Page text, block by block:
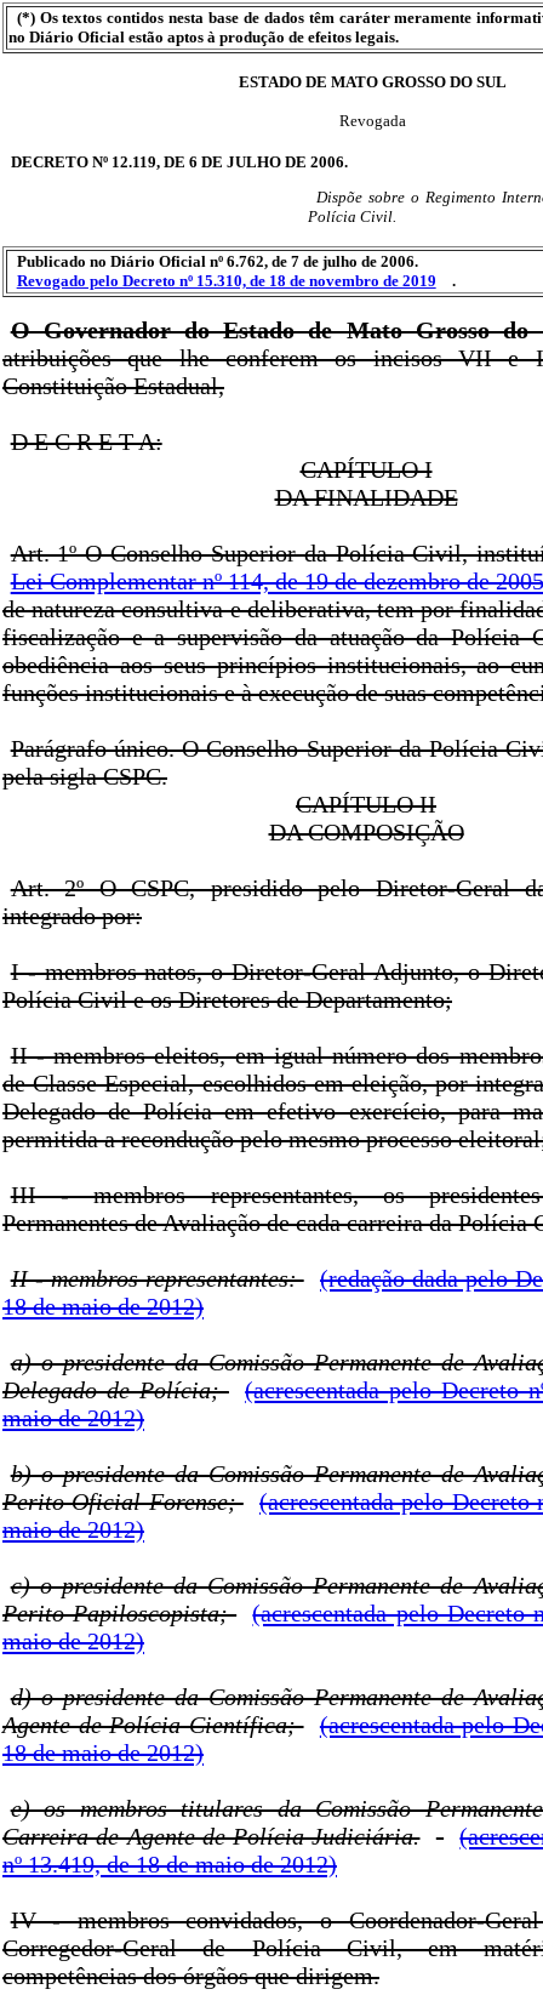
(*) Os textos contidos nesta base de dados têm caráter meramente
no Diário Oficial estão aptos à produção de efeitos legais.
ESTADO DE MATO GROSSO DO SUL
Revogada
DECRETO Nº 12.119, DE 6 DE JULHO DE 2006.
Dispõe sobre o Regimento
Polícia Civil.
Publicado no Diário Oficial nº 6.762, de 7 de julho de 2006.
Revogado pelo Decreto nº 15.310, de 18 de novembro de 2019
.
O Governador do Estado de Mato Grosso do
atribuições que lhe conferem os incisos VII
Constituição Estadual,
D E C R E T A:
CAPÍTULO I
DA FINALIDADE
Art. 1º O Conselho Superior da Polícia Civil,
Lei Complementar nº 114, de 19 de dezembro de 2005
de natureza consultiva e deliberativa, tem por
fiscalização e a supervisão da atuação da Polícia
obediência aos seus princípios institucionais, ao
funções institucionais e à execução de suas
Parágrafo único. O Conselho Superior da Polícia
pela sigla CSPC.
CAPÍTULO II
DA COMPOSIÇÃO
Art. 2º O CSPC, presidido pelo Diretor-Geral
integrado por:
I - membros natos, o Diretor-Geral Adjunto, o
Polícia Civil e os Diretores de Departamento;
II - membros eleitos, em igual número dos
de Classe Especial, escolhidos em eleição, por
Delegado de Polícia em efetivo exercício, para
permitida a recondução pelo mesmo processo
III - membros representantes, os
Permanentes de Avaliação de cada carreira da Polícia
II - membros representantes:
(redação dada pelo
18 de maio de 2012)
a) o presidente da Comissão Permanente de
Delegado de Polícia;
(acrescentada pelo Decreto
maio de 2012)
b) o presidente da Comissão Permanente de
Perito Oficial Forense;
(acrescentada pelo Decreto
maio de 2012)
c) o presidente da Comissão Permanente de
Perito Papiloscopista;
(acrescentada pelo Decreto
maio de 2012)
d) o presidente da Comissão Permanente de
Agente de Polícia Científica;
(acrescentada pelo
18 de maio de 2012)
e) os membros titulares da Comissão
Carreira de Agente de Polícia Judiciária.
nº 13.419, de 18 de maio de 2012)
IV - membros convidados, o Coordenador-
Corregedor-Geral de Polícia Civil, em
competências dos órgãos que dirigem.